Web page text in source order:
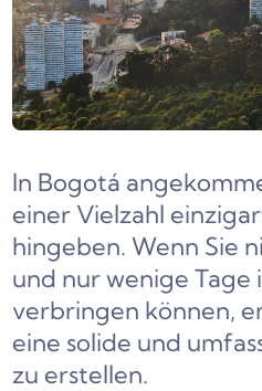
In Bogotá
einer Vielzahl
hingeben. Wenn Sie
und nur wenige Tage
verbringen können,
eine solide und
zu erstellen.